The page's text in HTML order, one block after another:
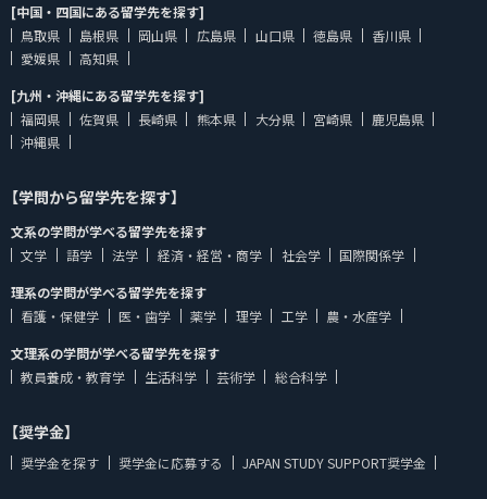
[中国・四国にある留学先を探す]
鳥取県
島根県 岡山県 広島県 山口県 徳島県
香川県
愛媛県
高知県
[九州・沖縄にある留学先を探す]
福岡県
佐賀県 長崎県 熊本県 大分県 宮崎県
鹿児島県
沖縄県
【学問から留学先を探す】
文系の学問が学べる留学先を探す
文学
語学 法学 経済・経営・商学 社会学
国際関係学
理系の学問が学べる留学先を探す
看護・保健学
医・歯学 薬学 理学 工学
農・水産学
文理系の学問が学べる留学先を探す
教員養成・教育学
生活科学 芸術学 総合科学
【奨学金】
奨学金を探す 奨学金に応募する JAPAN STUDY SUPPORT奨学金